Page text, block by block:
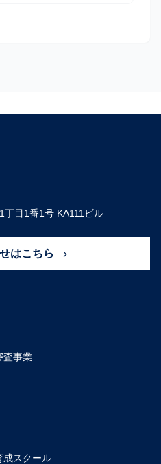
丁目1番1号 KA111ビル
はこちら
査事業
成スクール